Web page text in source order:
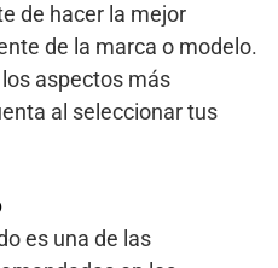
de hacer la mejor
de la marca o modelo.
aspectos más
al seleccionar tus
es una de las